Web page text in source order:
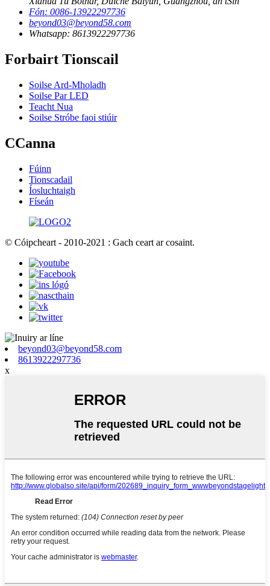
Fón: 0086-13922297736
beyond03@beyond58.com
Whatsapp: 8613922297736
Forbairt Tionscail
Soilse Ard-Mholadh
Soilse Par LED
Teacht Nua
Soilse Stróbe faoi stiúir
CCanna
Fúinn
Tionscadail
Íosluchtaigh
Físeán
© Cóipcheart - 2010-2021 : Gach ceart ar cosaint.
beyond03@beyond58.com
8613922297736
x